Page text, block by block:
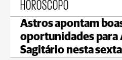
HORÓSCOPO
Astros apontam
oportunidades para
Sagitário nesta sexta